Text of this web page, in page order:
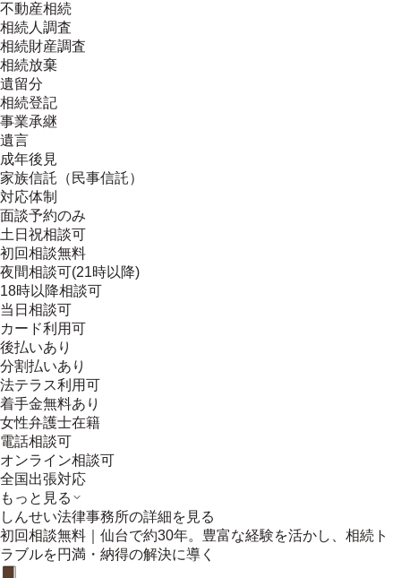
不動産相続
相続人調査
相続財産調査
相続放棄
遺留分
相続登記
事業承継
遺言
成年後見
家族信託（民事信託）
対応体制
面談予約のみ
土日祝相談可
初回相談無料
夜間相談可(21時以降)
18時以降相談可
当日相談可
カード利用可
後払いあり
分割払いあり
法テラス利用可
着手金無料あり
女性弁護士在籍
電話相談可
オンライン相談可
全国出張対応
もっと見る
しんせい法律事務所の詳細を見る
初回相談無料｜仙台で約30年。豊富な経験を活かし、相続ト
ラブルを円満・納得の解決に導く